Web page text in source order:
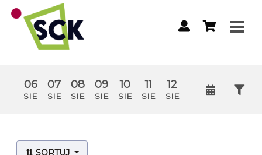
06
SIE
07
SIE
08
SIE
09
SIE
10
SIE
11
SIE
12
SIE
Lista wydarzeń:
SORTUJ